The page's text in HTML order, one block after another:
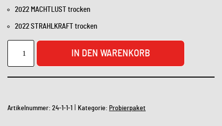
2022 MACHTLUST trocken
2022 STRAHLKRAFT trocken
IN DEN WARENKORB
Artikelnummer: 24-1-1-1 Kategorie: Probierpaket